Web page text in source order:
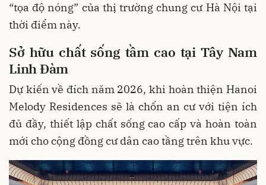
“tọa độ nóng” của thị trường chung cư Hà Nội tại
thời điểm này.
Sở hữu chất sống tầm cao tại Tây Nam
Linh Đàm
Dự kiến về đích năm 2026, khi hoàn thiện Hanoi
Melody Residences sẽ là chốn an cư với tiện ích
đủ đầy, thiết lập chất sống cao cấp và hoàn toàn
mới cho cộng đồng cư dân cao tầng trên khu vực.